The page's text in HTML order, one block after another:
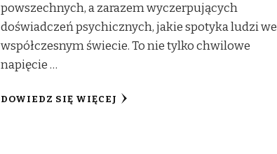
powszechnych, a zarazem wyczerpujących
doświadczeń psychicznych, jakie spotyka ludzi we
współczesnym świecie. To nie tylko chwilowe
napięcie …
DOWIEDZ SIĘ WIĘCEJ